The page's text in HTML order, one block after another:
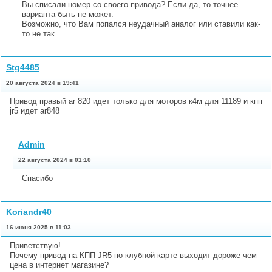
Вы списали номер со своего привода? Если да, то точнее
варианта быть не может.
Возможно, что Вам попался неудачный аналог или ставили как-
то не так.
Stg4485
20 августа 2024 в 19:41
Привод правый ar 820 идет только для моторов к4м для 11189 и кпп
jr5 идет ar848
Admin
22 августа 2024 в 01:10
Спасибо
Koriandr40
16 июня 2025 в 11:03
Приветствую!
Почему привод на КПП JR5 по клубной карте выходит дороже чем
цена в интернет магазине?